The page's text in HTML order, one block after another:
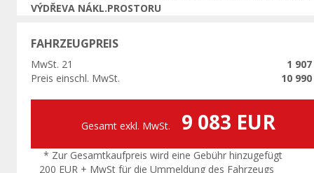
VÝDŘEVA NÁKL.PROSTORU
FAHRZEUGPREIS
MwSt. 21
1 907
Preis einschl. MwSt.
10 990
Gesamt exkl. MwSt. 9 083 EUR
* Zur Gesamtkaufpreis wird eine Gebühr hinzugefügt
200 EUR + MwSt für die Ummeldung des Fahrzeugs